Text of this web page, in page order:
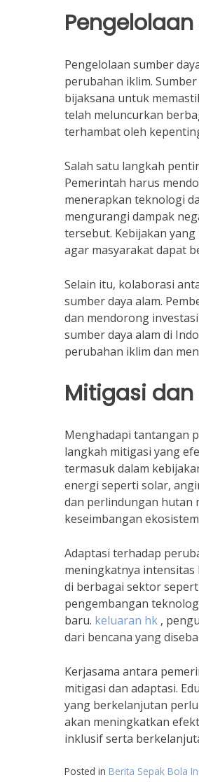
Pengelolaan sumber
perubahan iklim.
bijaksana untuk
telah meluncurkan
terhambat oleh
Salah satu langkah
Pemerintah harus
menerapkan teknologi
mengurangi dampak
tersebut. Kebijakan
agar masyarakat dapat
Selain itu, kolaborasi
sumber daya alam.
dan mendorong
sumber daya alam di
perubahan iklim dan
Mitigasi
Menghadapi tantangan
langkah mitigasi yang
termasuk dalam
energi seperti solar,
dan perlindungan hutan
keseimbangan
Adaptasi terhadap
meningkatnya intensitas
di berbagai sektor
pengembangan
baru. keluaran hk ,
dari bencana yang
Kerjasama antara
mitigasi dan adaptasi.
yang berkelanjutan
akan meningkatkan
inklusif serta
Posted in Berita Sepak Bola